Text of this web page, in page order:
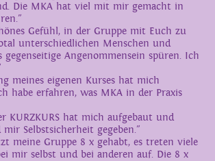
Die MKA hat viel mit mir gemacht in
Gefühl, in der Gruppe mit Euch zu
unterschiedlichen Menschen und
gegenseitige Angenommensein spüren. Ich
meines eigenen Kurses hat mich
habe erfahren, was MKA in der Praxis
KURZKURS hat mich aufgebaut und
Selbstsicherheit gegeben."
meine Gruppe 8 x gehabt, es treten viele
mir selbst und bei anderen auf. Die 8 x